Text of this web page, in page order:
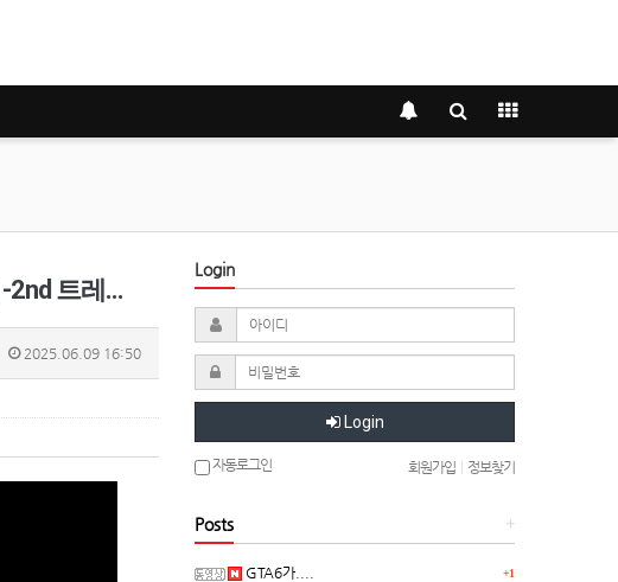
트레일러
2025.06.09 16:50
Login
Login
자동로그인 회원가입 정보찾기
+
Posts
+1
GTA6가....